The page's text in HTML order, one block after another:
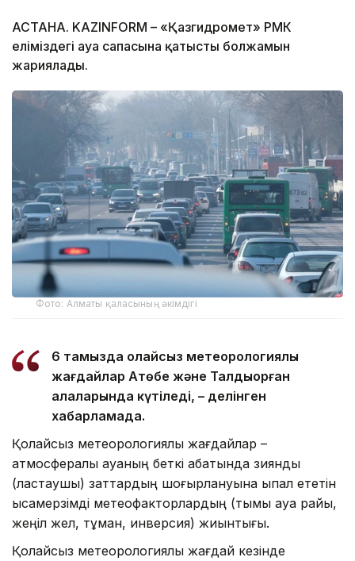
АСТАНА. KAZINFORM – «Қазгидромет» РМК
еліміздегі ауа сапасына қатысты болжамын
жариялады.
Фото: Алматы қаласының әкімдігі
6 тамызда қолайсыз метеорологиялық
жағдайлар Ақтөбе және Талдықорған
қалаларында күтіледі, – делінген
хабарламада.
Қолайсыз метеорологиялық жағдайлар –
атмосфералық ауаның беткі қабатында зиянды
(ластаушы) заттардың шоғырлануына ықпал ететін
қысқамерзімді метеофакторлардың (тымық ауа райы,
жеңіл жел, тұман, инверсия) жиынтығы.
Қолайсыз метеорологиялық жағдай кезінде